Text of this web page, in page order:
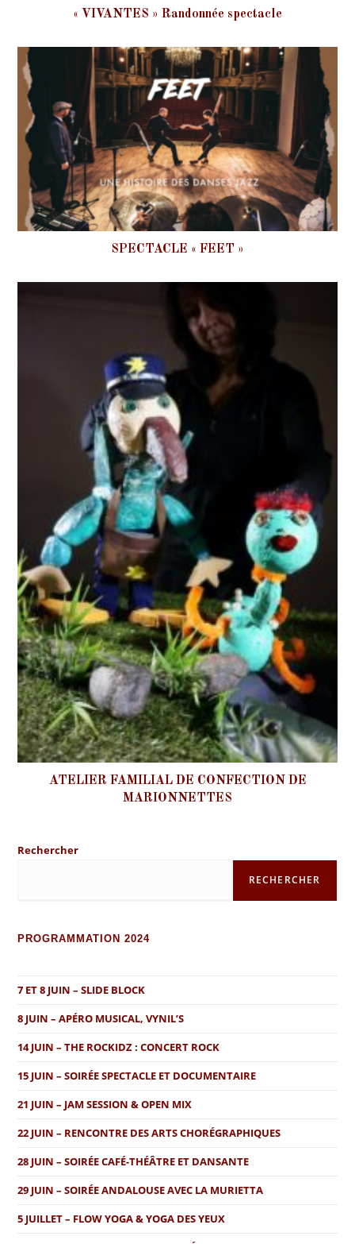
« VIVANTES » Randonnée spectacle
SPECTACLE « FEET »
ATELIER FAMILIAL DE CONFECTION DE
MARIONNETTES
Rechercher
RECHERCHER
PROGRAMMATION 2024
7 ET 8 JUIN – SLIDE BLOCK
8 JUIN – APÉRO MUSICAL, VYNIL’S
14 JUIN – THE ROCKIDZ : CONCERT ROCK
15 JUIN – SOIRÉE SPECTACLE ET DOCUMENTAIRE
21 JUIN – JAM SESSION & OPEN MIX
22 JUIN – RENCONTRE DES ARTS CHORÉGRAPHIQUES
28 JUIN – SOIRÉE CAFÉ-THÉÂTRE ET DANSANTE
29 JUIN – SOIRÉE ANDALOUSE AVEC LA MURIETTA
5 JUILLET – FLOW YOGA & YOGA DES YEUX